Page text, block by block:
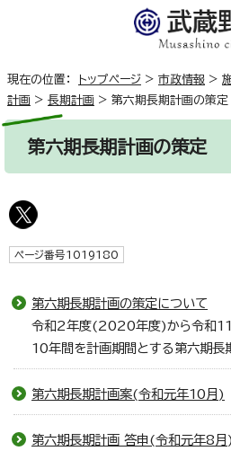
現在の位置： トップページ > 市政情報 >
計画 > 長期計画 > 第六期長期計画の策定
第六期長期計画の策定
ページ番号1019180
第六期長期計画の策定について
令和2年度(2020年度)から令和
10年間を計画期間とする第六期長
第六期長期計画案(令和元年10月)
第六期長期計画 答申(令和元年8月)